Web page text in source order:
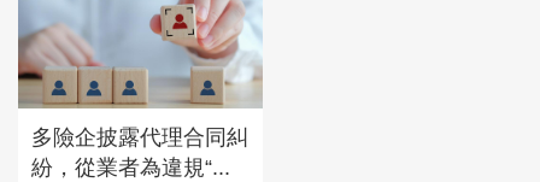
多險企披露代理合同糾
紛，從業者為違規“...